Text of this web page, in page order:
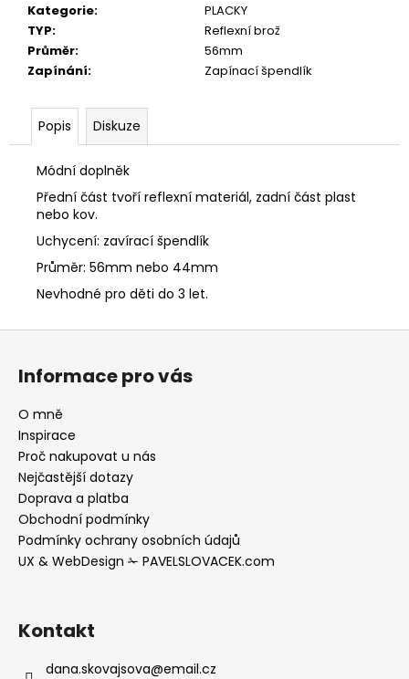
Kategorie:
PLACKY
TYP:
Reflexní brož
Průměr:
56mm
Zapínání: Zapínací špendlík
Popis Diskuze
Módní doplněk
Přední část tvoří reflexní materiál, zadní část plast
nebo kov.
Uchycení: zavírací špendlík
Průměr: 56mm nebo 44mm
Nevhodné pro děti do 3 let.
Z
Informace pro vás
O mně
Inspirace
Proč nakupovat u nás
Nejčastější dotazy
Doprava a platba
Obchodní podmínky
Podmínky ochrany osobních údajů
UX & WebDesign ✁ PAVELSLOVACEK.com
Kontakt
dana.skovajsova@email.cz